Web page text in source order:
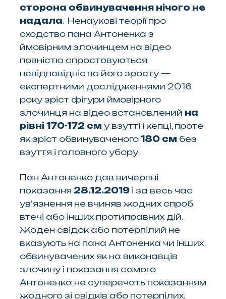
сторона обвинувачення нічого не
надала. Ненаукові теорії про
сходство пана Антоненка з
ймовірним злочинцем на відео
повністю спростовуються
невідповідністю його зросту —
експертними дослідженнями 2016
року зріст фігури ймовірного
злочинця на відео встановлений на
рівні 170-172 см у взутті і кепці, проте
як зріст обвинуваченого 180 см без
взуття і головного убору.
Пан Антоненко дав вичерпні
показання 28.12.2019 і за весь час
ув’язнення не вчиняв жодних спроб
втечі або інших протиправних дій.
Жоден свідок або потерпілий не
вказують на пана Антоненка чи інших
обвинувачених як на виконавців
злочину і показання самого
Антоненка не суперечать показанням
жодного зі свідків або потерпілих.